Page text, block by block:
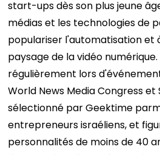
start-ups dès son plus jeune
médias et les technologies de
populariser l'automatisation et
paysage de la vidéo
régulièrement lors
World News Media Congress et
sélectionné par Geektime
entrepreneurs israéliens, et
personnalités de moins de 40